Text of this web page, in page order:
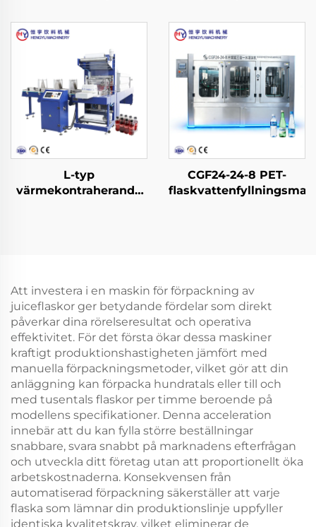
fatvatten
L-typ
värmekontraherande
CGF24-24-8 PET-
Att investera i en maskin för förpackning av
juiceflaskor ger betydande fördelar som direkt
påverkar dina rörelseresultat och operativa
effektivitet. För det första ökar dessa maskiner
kraftigt produktionshastigheten jämfört med
manuella förpackningsmetoder, vilket gör att din
anläggning kan förpacka hundratals eller till och
med tusentals flaskor per timme beroende på
modellens specifikationer. Denna acceleration
innebär att du kan fylla större beställningar
snabbare, svara snabbt på marknadens efterfrågan
och utveckla ditt företag utan att proportionellt öka
arbetskostnaderna. Konsekvensen från
automatiserad förpackning säkerställer att varje
flaska som lämnar din produktionslinje uppfyller
identiska kvalitetskrav, vilket eliminerar de